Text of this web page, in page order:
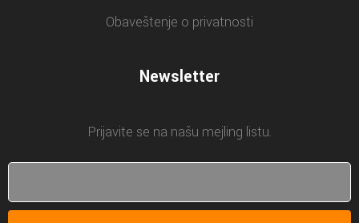
Obaveštenje o privatnosti
Newsletter
Prijavite se na našu mejling listu.